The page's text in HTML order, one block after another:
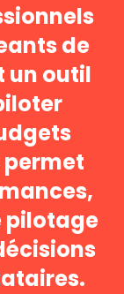
de
un outil
permet
pilotage